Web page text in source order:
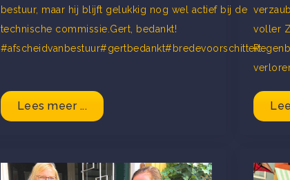
bestuur, maar hij blijft gelukkig nog wel actief bij de
technische commissie.Gert, bedankt!
#afscheidvanbestuur#gertbedankt#bredevoorschittert
Lees meer ...
voller